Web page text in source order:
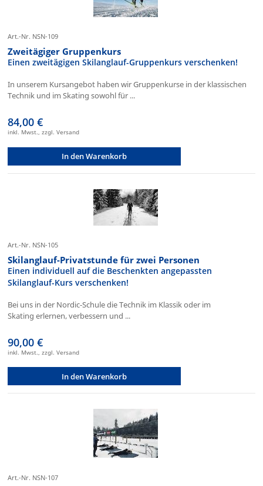
Art.-Nr. NSN-109
Zweitägiger Gruppenkurs
Einen zweitägigen Skilanglauf-Gruppenkurs verschenken!
In unserem Kursangebot haben wir Gruppenkurse in der klassischen
Technik und im Skating sowohl für ...
84,00 €
inkl. Mwst., zzgl. Versand
In den Warenkorb
Art.-Nr. NSN-105
Skilanglauf-Privatstunde für zwei Personen
Einen individuell auf die Beschenkten angepassten
Skilanglauf-Kurs verschenken!
Bei uns in der Nordic-Schule die Technik im Klassik oder im
Skating erlernen, verbessern und ...
90,00 €
inkl. Mwst., zzgl. Versand
In den Warenkorb
Art.-Nr. NSN-107